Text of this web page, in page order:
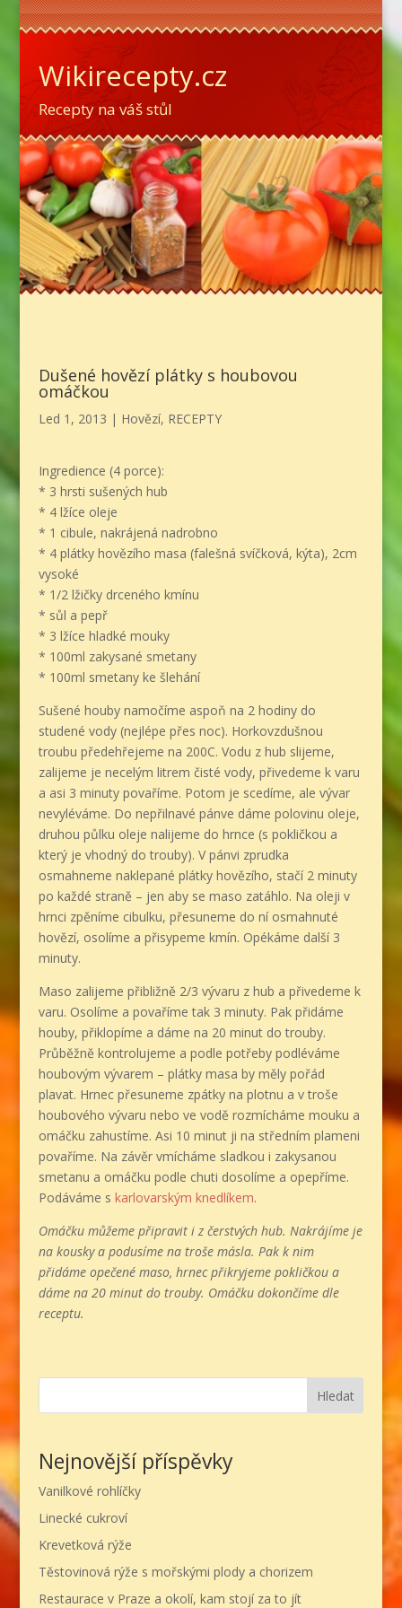
Wikirecepty.cz
Recepty na váš stůl
Dušené hovězí plátky s houbovou
omáčkou
Led 1, 2013 | Hovězí, RECEPTY
Ingredience (4 porce):
* 3 hrsti sušených hub
* 4 lžíce oleje
* 1 cibule, nakrájená nadrobno
* 4 plátky hovězího masa (falešná svíčková, kýta), 2cm
vysoké
* 1/2 lžičky drceného kmínu
* sůl a pepř
* 3 lžíce hladké mouky
* 100ml zakysané smetany
* 100ml smetany ke šlehání
Sušené houby namočíme aspoň na 2 hodiny do
studené vody (nejlépe přes noc). Horkovzdušnou
troubu předehřejeme na 200C. Vodu z hub slijeme,
zalijeme je necelým litrem čisté vody, přivedeme k varu
a asi 3 minuty povaříme. Potom je scedíme, ale vývar
nevyléváme. Do nepřilnavé pánve dáme polovinu oleje,
druhou půlku oleje nalijeme do hrnce (s pokličkou a
který je vhodný do trouby). V pánvi zprudka
osmahneme naklepané plátky hovězího, stačí 2 minuty
po každé straně – jen aby se maso zatáhlo. Na oleji v
hrnci zpěníme cibulku, přesuneme do ní osmahnuté
hovězí, osolíme a přisypeme kmín. Opékáme další 3
minuty.
Maso zalijeme přibližně 2/3 vývaru z hub a přivedeme k
varu. Osolíme a povaříme tak 3 minuty. Pak přidáme
houby, přiklopíme a dáme na 20 minut do trouby.
Průběžně kontrolujeme a podle potřeby podléváme
houbovým vývarem – plátky masa by měly pořád
plavat. Hrnec přesuneme zpátky na plotnu a v troše
houbového vývaru nebo ve vodě rozmícháme mouku a
omáčku zahustíme. Asi 10 minut ji na středním plameni
povaříme. Na závěr vmícháme sladkou i zakysanou
smetanu a omáčku podle chuti dosolíme a opepříme.
Podáváme s karlovarským knedlíkem.
Omáčku můžeme připravit i z čerstvých hub. Nakrájíme je
na kousky a podusíme na troše másla. Pak k nim
přidáme opečené maso, hrnec přikryjeme pokličkou a
dáme na 20 minut do trouby. Omáčku dokončíme dle
receptu.
Hledat
Nejnovější příspěvky
Vanilkové rohlíčky
Linecké cukroví
Krevetková rýže
Těstovinová rýže s mořskými plody a chorizem
Restaurace v Praze a okolí, kam stojí za to jít